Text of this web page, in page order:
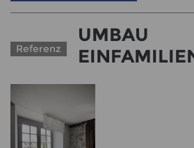
Referenz
UMBAU